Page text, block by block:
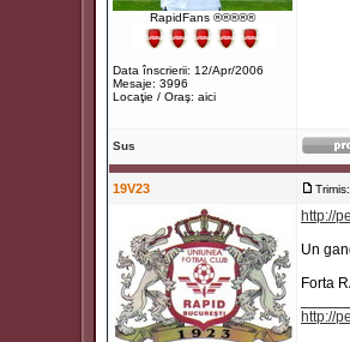
RapidFans ®®®®®
Data înscrierii: 12/Apr/2006
Mesaje: 3996
Locaţie / Oraş: aici
Sus
19V23
http://
Un
Forta
http://